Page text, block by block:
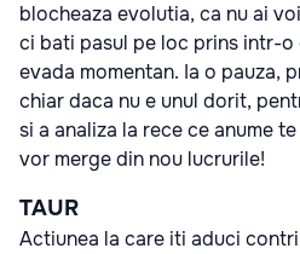
blocheaza evolutia, ca nu ai
ci bati pasul pe loc prins intr-
evada momentan. Ia o pauza,
chiar daca nu e unul dorit,
si a analiza la rece ce anume
vor merge din nou lucrurile!
TAUR
Actiunea la care iti aduci